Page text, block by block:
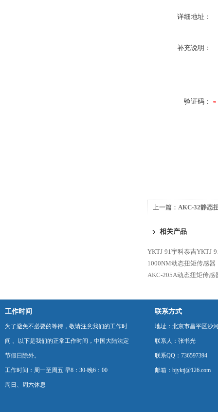
详细地址：
补充说明：
验证码：
上一篇： AKC-32静态
相关产品
YKTJ-91宇科泰吉YKTJ-
1000NM动态扭矩传感器
AKC-205A动态扭矩传感
工作时间
为了避免不必要的等待，敬请注意我们的工作时
间 。以下是我们的正常工作时间，中国大陆法定
节假日除外。
工作时间：周一至周五 早8：30-晚6：00
周日、周六休息
联系方式
地址：北京市昌平区沙
联系人：张书光
联系QQ：736597394
邮箱：bjyktj@126.com